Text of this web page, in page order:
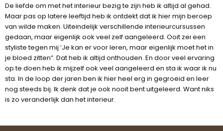
De liefde om met het interieur bezig te zijn heb ik altijd al gehad.
Maar pas op latere leeftijd heb ik ontdekt dat ik hier mijn beroep
van wilde maken. Uiteindelijk verschillende interieurcursussen
gedaan, maar eigenlijk ook veel zelf aangeleerd. Ooit zei een
styliste tegen mij ‘Je kan er voor leren, maar eigenlijk moet het in
je bloed zitten”. Dat heb ik altijd onthouden. En door veel ervaring
op te doen heb ik mijzelf ook veel aangeleerd en sta ik waar ik nu
sta. In de loop der jaren ben ik hier heel erg in gegroeid en leer
nog steeds bij. Ik denk dat je ook nooit bent uitgeleerd. Want niks
is zo veranderlijk dan het interieur.